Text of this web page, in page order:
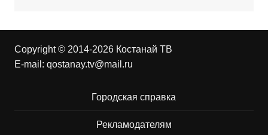
Copyright © 2014-2026 Костанай ТВ
E-mail: qostanay.tv@mail.ru
Городская справка
Рекламодателям